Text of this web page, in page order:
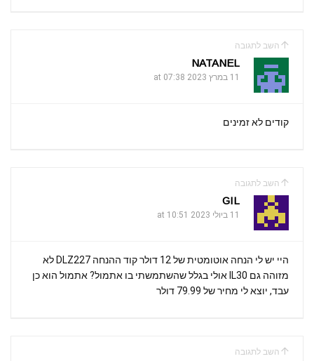
השב לתגובה
NATANEL
11 במרץ 2023 at 07:38
קודים לא זמינים
השב לתגובה
GIL
11 ביולי 2023 at 10:51
היי יש לי הנחה אוטומטית של 12 דולר קוד ההנחה DLZ227 לא
מזוהה גם IL30 אולי בגלל שהשתמשתי בו אתמול? אתמול הוא כן
עבד, יוצא לי מחיר של 79.99 דולר
השב לתגובה